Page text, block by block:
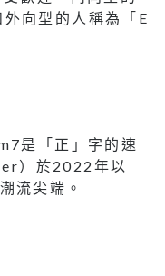
向型的人稱為「E
是「正」字的速
）於2022年以
流尖端。